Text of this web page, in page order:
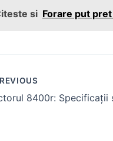
si Forare put